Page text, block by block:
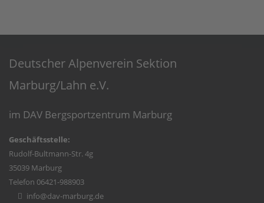
Deutscher Alpenverein Sektion
Marburg/Lahn e.V.
im DAV Bergsportzentrum Marburg
Geschäftsstelle:
Rudolf-Bultmann-Str. 4g
35039 Marburg
Telefon 06421-988903
info@dav-marburg.de